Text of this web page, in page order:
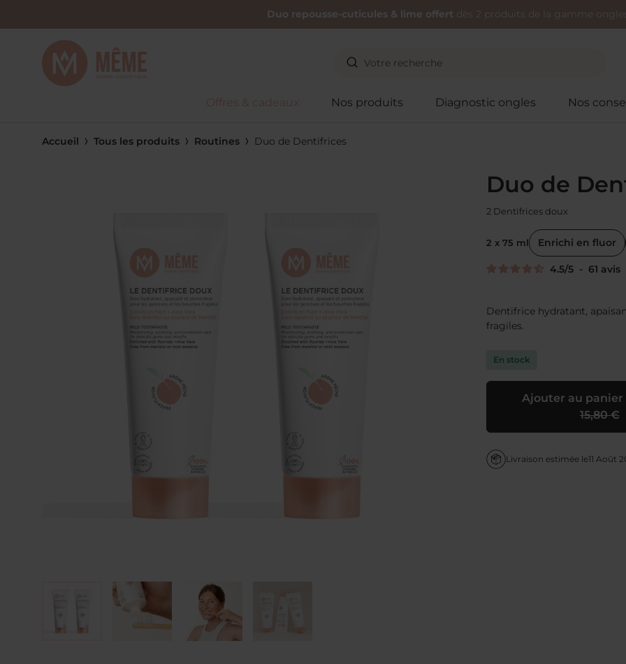
Duo repousse-cuticules & lime offert dès 2 produits de la gamme
Offres & cadeaux Nos produits Diagnostic ongles Nos
Accueil Tous les produits Routines Duo de Dentifrices
Duo de
2 Dentifrices doux
2 x 75 ml Enrichi en fluor
4.5/5 - 61 avis
Dentifrice hydratant,
fragiles.
En stock
Ajouter au panier
15,80 €
Livraison estimée le11 Août